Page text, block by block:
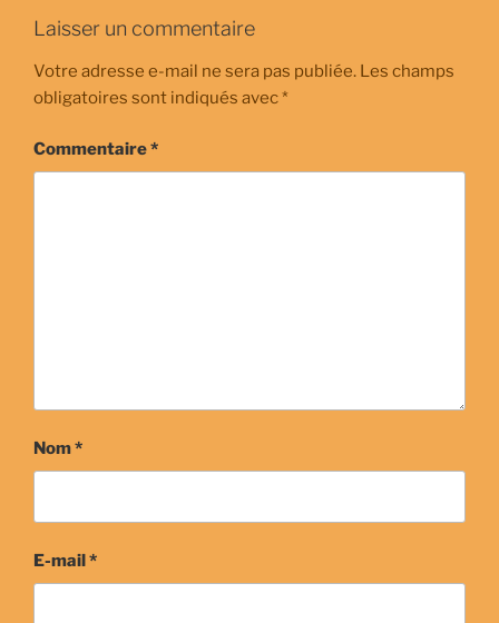
Laisser un commentaire
Votre adresse e-mail ne sera pas publiée. Les champs
obligatoires sont indiqués avec*
Commentaire*
Nom*
E-mail*